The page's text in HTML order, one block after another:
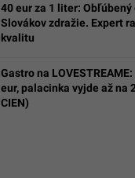
40 eur za 1 liter:
Slovákov zdražie. Expert
kvalitu
Gastro na
eur, palacinka vyjde až na
CIEN)